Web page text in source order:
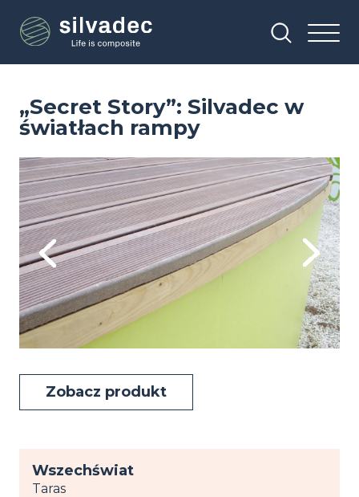
treści
„Secret Story”: Silvadec w
światłach rampy
Previous
Image
Next
Zobacz produkt
Wszechświat
Taras